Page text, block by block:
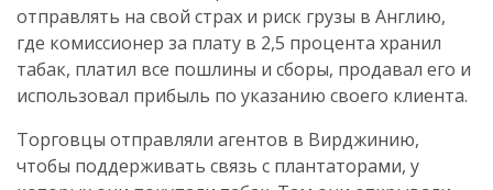
отправлять на свой страх и риск грузы в Англию,
где комиссионер за плату в 2,5 процента хранил
табак, платил все пошлины и сборы, продавал его и
использовал прибыль по указанию своего клиента.
Торговцы отправляли агентов в Вирджинию,
чтобы поддерживать связь с плантаторами, у